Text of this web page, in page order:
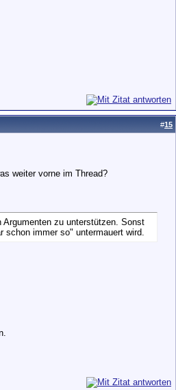
#15
weiter vorne im Thread?
Argumenten zu unterstützen. Sonst
schon immer so" untermauert wird.